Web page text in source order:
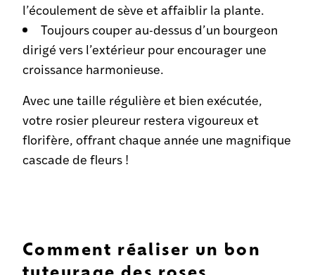
l’écoulement de sève et affaiblir la plante.
Toujours couper au-dessus d’un bourgeon
dirigé vers l’extérieur pour encourager une
croissance harmonieuse.
Avec une taille régulière et bien exécutée,
votre rosier pleureur restera vigoureux et
florifère, offrant chaque année une magnifique
cascade de fleurs !
Comment réaliser un bon